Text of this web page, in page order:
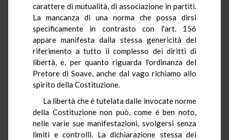
carattere di mutualità, di associazione in partiti.
La mancanza di una norma che possa dirsi
specificamente in contrasto con l'art. 156
appare manifesta dalla stessa genericità del
riferimento a tutto il complesso dei diritti di
libertà, e, per quanto riguarda l'ordinanza del
Pretore di Soave, anche dal vago richiamo allo
spirito della Costituzione.
La libertà che é tutelata dalle invocate norme
della Costituzione non può, come é ben noto,
nelle varie sue manifestazioni, svolgersi senza
limiti e controlli. La dichiarazione stessa dei